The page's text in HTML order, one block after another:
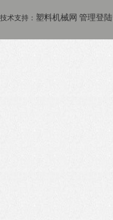
技术支持： 塑料机械网 管理登陆